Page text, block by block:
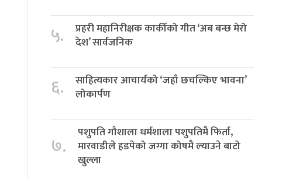
५.
प्रहरी महानिरीक्षक कार्कीको गीत ‘अब बन्छ मेरो
देश’ सार्वजनिक
६.
साहित्यकार आचार्यको ‘जहाँ छचल्किए भावना’
लोकार्पण
७.
पशुपति गौशाला धर्मशाला पशुपतिमै फिर्ता,
मारवाडीले हडपेको जग्गा कोषमै ल्याउने बाटो
खुल्ला